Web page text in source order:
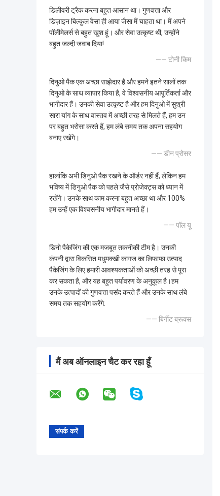
डिलीवरी ट्रैक करना बहुत आसान था। गुणवत्ता और
डिज़ाइन बिल्कुल वैसा ही आया जैसा मैं चाहता था। मैं अपने
पॉलीमेलर्स से बहुत खुश हूं। और सेवा उत्कृष्ट थी, उन्होंने
बहुत जल्दी जवाब दिया!
—— टोनी किम
दिनुओ पैक एक अच्छा साझेदार है और हमने इतने सालों तक
दिनुओ के साथ व्यापार किया है, वे विश्वसनीय आपूर्तिकर्ता और
भागीदार हैं। उनकी सेवा उत्कृष्ट है और हम दिनुओ में सुश्री
सारा यांग के साथ वास्तव में अच्छी तरह से मिलते हैं, हम उन
पर बहुत भरोसा करते हैं, हम लंबे समय तक अपना सहयोग
बनाए रखेंगे।
—— डीन प्रोसर
हालांकि अभी डिनुओ पैक रखने के ऑर्डर नहीं हैं, लेकिन हम
भविष्य में डिनुओ पैक को पहले जैसे प्रोजेक्ट्स को ध्यान में
रखेंगे। उनके साथ काम करना बहुत अच्छा था और 100%
हम उन्हें एक विश्वसनीय भागीदार मानते हैं।
—— पॉल यू
डिनो पैकेजिंग की एक मजबूत तकनीकी टीम है। उनकी
कंपनी द्वारा विकसित मधुमक्खी कागज का लिफाफा उत्पाद
पैकेजिंग के लिए हमारी आवश्यकताओं को अच्छी तरह से पूरा
कर सकता है, और यह बहुत पर्यावरण के अनुकूल है।हम
उनके उत्पादों की गुणवत्ता पसंद करते हैं और उनके साथ लंबे
समय तक सहयोग करेंगे.
—— बिर्गीट ब्रूक्स
मैं अब ऑनलाइन चैट कर रहा हूँ